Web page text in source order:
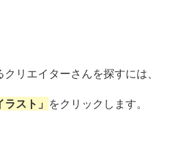
リエイターさんを探すには、
ラスト」 をクリックします。